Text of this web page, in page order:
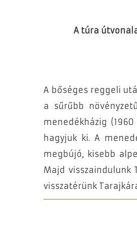
A túra
A bőséges reggeli
a sűrűbb
menedékházig
hagyjuk ki. A
megbújó, kisebb
Majd visszaindulunk
visszatérünk